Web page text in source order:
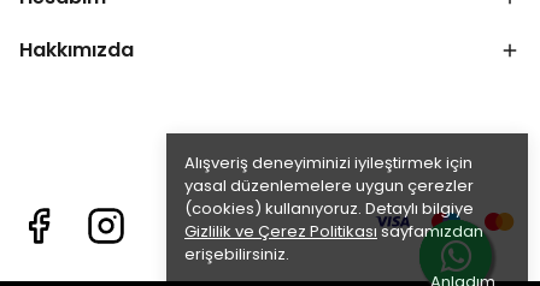
Alışveriş deneyiminizi iyileştirmek için
yasal düzenlemelere uygun çerezler
(cookies) kullanıyoruz. Detaylı bilgiye
Gizlilik ve Çerez Politikasısayfamızdan
erişebilirsiniz.
Hakkımızda